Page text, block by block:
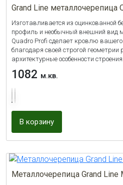
Grand Line металлочерепица
Изготавливается из оцинкованной
профиль и необычный внешний вид
Quadro Profi сделает кровлю
благодаря своей строгой геометрии
архитектурные особенности строения.
1082 м.кв.
В корзину
Металлочерепица Grand Line